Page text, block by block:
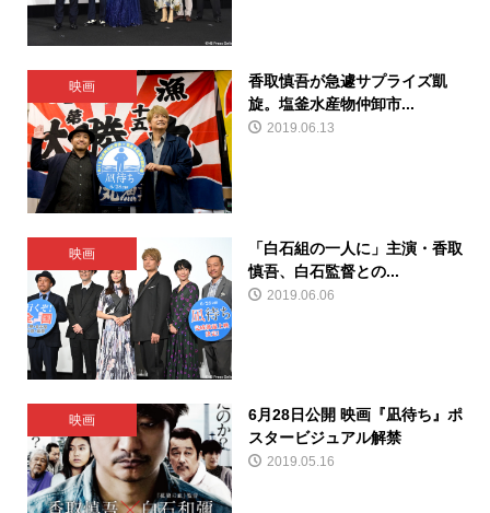
映画
香取慎吾が急遽サプライズ凱
旋。塩釜水産物仲卸市...
2019.06.13
映画
「白石組の一人に」主演・香取
慎吾、白石監督との...
2019.06.06
映画
6月28日公開 映画『凪待ち』ポ
スタービジュアル解禁
2019.05.16